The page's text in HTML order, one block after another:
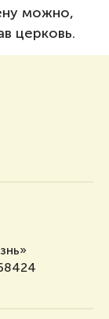
можно,
церковь.